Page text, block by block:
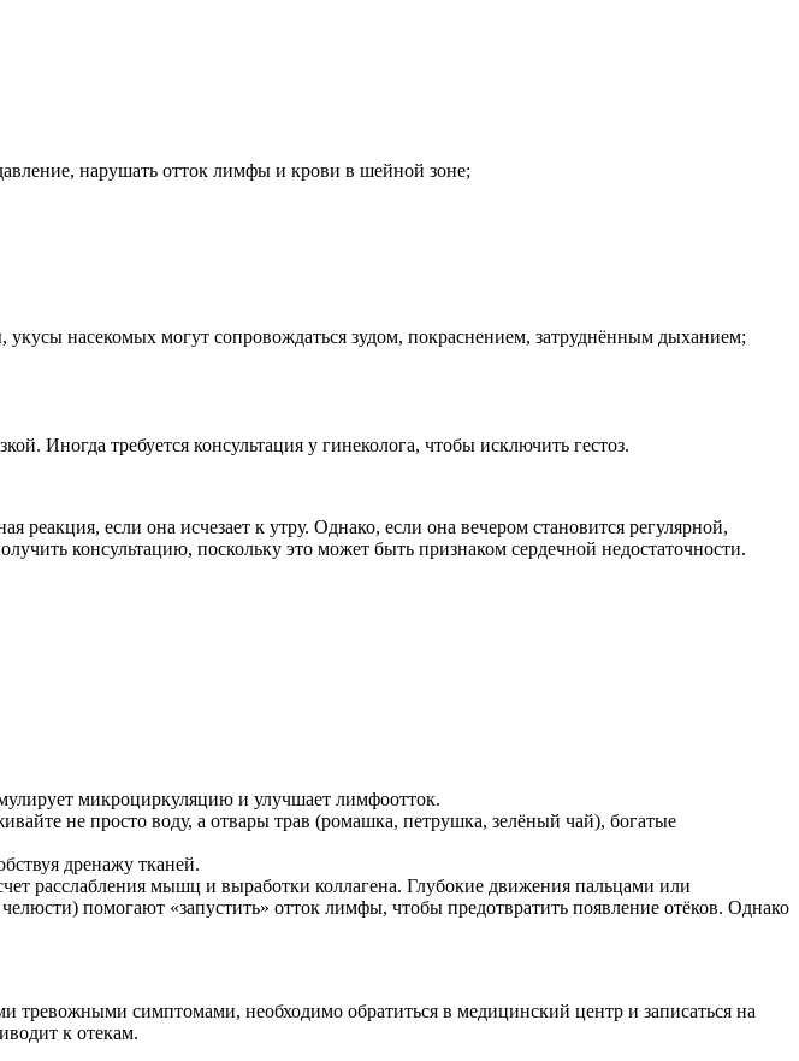
нарушать отток лимфы и крови в шейной зоне;
насекомых могут сопровождаться зудом, покраснением, затруднённым дыханием;
Иногда требуется консультация у гинеколога, чтобы исключить гестоз.
если она исчезает к утру. Однако, если она вечером становится регулярной,
консультацию, поскольку это может быть признаком сердечной недостаточности.
микроциркуляцию и улучшает лимфоотток.
не просто воду, а отвары трав (ромашка, петрушка, зелёный чай), богатые
дренажу тканей.
расслабления мышц и выработки коллагена. Глубокие движения пальцами или
помогают «запустить» отток лимфы, чтобы предотвратить появление отёков. Однако
тревожными симптомами, необходимо обратиться в медицинский центр и записаться на
к отекам.